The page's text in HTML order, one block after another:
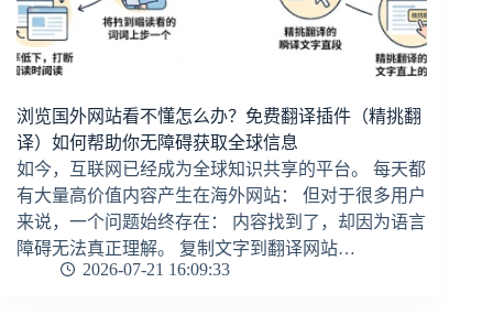
浏览国外网站看不懂怎么办？免费翻译插件（精挑翻
译）如何帮助你无障碍获取全球信息
如今，互联网已经成为全球知识共享的平台。 每天都
有大量高价值内容产生在海外网站： 但对于很多用户
来说，一个问题始终存在： 内容找到了，却因为语言
障碍无法真正理解。 复制文字到翻译网站…
2026-07-21 16:09:33